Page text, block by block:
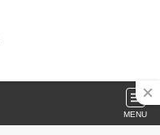
MENU